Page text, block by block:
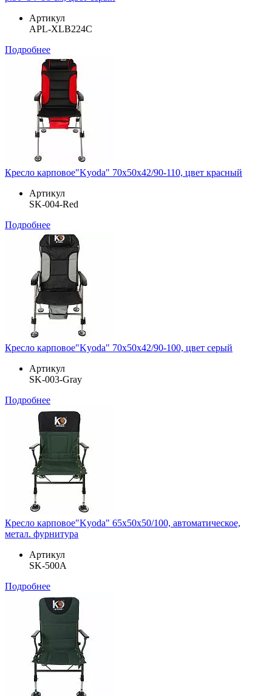
Артикул
APL-XLB224C
Подробнее
Кресло карповое"Kyoda" 70х50х42/90-110, цвет красный
Артикул
SK-004-Red
Подробнее
Кресло карповое"Kyoda" 70х50х42/90-100, цвет серый
Артикул
SK-003-Gray
Подробнее
Кресло карповое"Kyoda" 65х50х50/100, автоматическое,
метал. фурнитура
Артикул
SK-500А
Подробнее